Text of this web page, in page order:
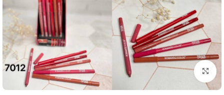
بزرگنمایی تصویر